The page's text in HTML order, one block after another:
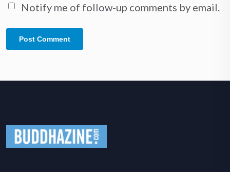
Notify me of follow-up comments by email.